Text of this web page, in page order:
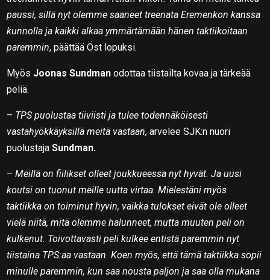
paussi, sillä nyt olemme saaneet treenata Eremenkon kanssa
kunnolla ja kaikki alkaa ymmärtämään hänen taktiikoitaan
paremmin, päättää Öst lopuksi.
Myös Joonas Sundman odottaa tiistailta kovaa ja tärkeää
peliä.
– TPS puolustaa tiiviisti ja tulee todennäköisesti
vastahyökkäyksillä meitä vastaan, arvelee SJK:n nuori
puolustajaSundman.
–Meillä on fiilikset olleet joukkueessa nyt hyvät. Ja uusi
koutsi on tuonut meille uutta virtaa. Mielestäni myös
taktiikka on toiminut hyvin, vaikka tulokset eivät ole olleet
vielä niitä, mitä olemme halunneet, mutta muuten peli on
kulkenut. Toivottavasti peli kulkee entistä paremmin nyt
tiistaina TPS:aa vastaan. Koen myös, että tämä taktiikka sopii
minulle paremmin, kun saa nousta paljon ja saa olla mukana